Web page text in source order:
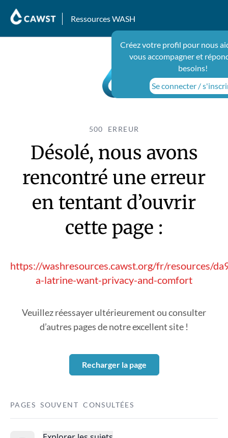
Ressources WASH
Créez votre profil pour nous
vous accompagner et
besoins!
Se connecter /
500 ERREUR
Désolé, nous avons
rencontré une erreur
en tentant d’ouvrir
cette page :
https://washresources.cawst.org/fr/resources/
a-latrine-want-privacy-and-comfort
Veuillez réessayer ultérieurement ou consulter
d’autres pages de notre excellent site !
Recharger la page
PAGES SOUVENT CONSULTÉES